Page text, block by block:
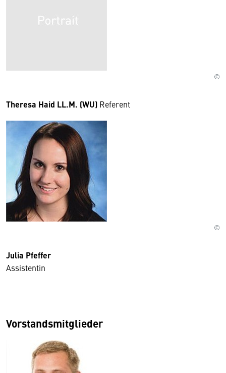
©
Theresa Haid LL.M. (WU) Referent
©
Julia Pfeffer
Assistentin
Vorstandsmitglieder